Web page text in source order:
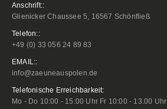
Anschrift::
Glienicker Chaussee 5, 16567 Schönfließ
Telefon::
+49 (0) 33 056 24 89 83
EMAIL::
info@zaeuneauspolen.de
Telefonische Erreichbarkeit:
Mo - Do 10:00 - 15:00 Uhr Fr 10:00 - 13.00 Uhr